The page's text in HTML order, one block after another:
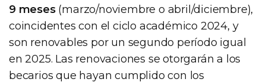
9 meses(marzo/noviembre o abril/diciembre),
coincidentes con el ciclo académico 2024, y
son renovables por un segundo período igual
en 2025. Las renovaciones se otorgarán a los
becarios que hayan cumplido con los